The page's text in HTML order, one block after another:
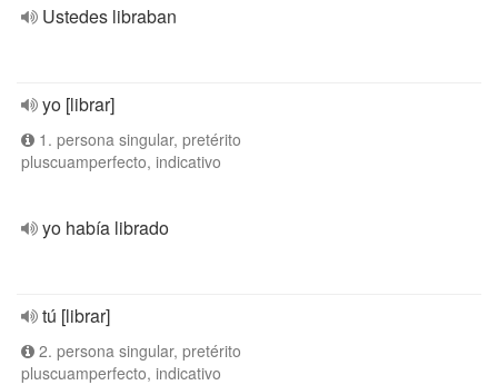
Ustedes libraban
yo [librar]
1. persona singular, pretérito
pluscuamperfecto, indicativo
yo había librado
tú [librar]
2. persona singular, pretérito
pluscuamperfecto, indicativo